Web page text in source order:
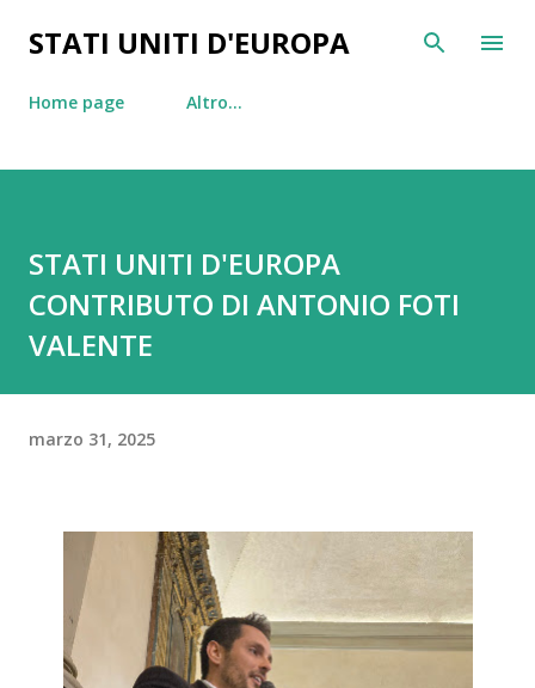
Passa ai contenuti principali
STATI UNITI D'EUROPA
Home page Altro…
STATI UNITI D'EUROPA
CONTRIBUTO DI ANTONIO FOTI
VALENTE
marzo 31, 2025